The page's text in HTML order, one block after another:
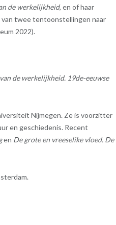
de werkelijkheid, en of haar
van twee tentoonstellingen naar
2022).
de werkelijkheid. 19de-eeuwse
Nijmegen. Ze is voorzitter
en geschiedenis. Recent
en De grote en vreeselike vloed. De